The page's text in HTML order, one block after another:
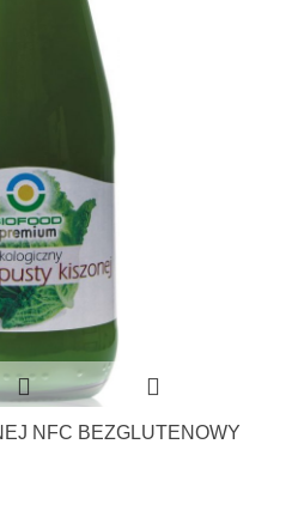
NFC BEZGLUTENOWY